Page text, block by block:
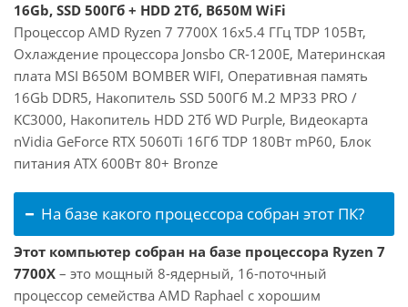
16Gb, SSD 500Гб + HDD 2Тб, B650M WiFi
Процессор AMD Ryzen 7 7700X 16x5.4 ГГц TDP 105Вт,
Охлаждение процессора Jonsbo CR-1200E, Материнская
плата MSI B650M BOMBER WIFI, Оперативная память
16Gb DDR5, Накопитель SSD 500Гб M.2 MP33 PRO /
KC3000, Накопитель HDD 2Тб WD Purple, Видеокарта
nVidia GeForce RTX 5060Ti 16Гб TDP 180Вт mP60, Блок
питания ATX 600Вт 80+ Bronze
На базе какого процессора собран этот ПК?
Этот компьютер собран на базе процессора Ryzen 7
7700X – это мощный 8-ядерный, 16-поточный
процессор семейства AMD Raphael с хорошим